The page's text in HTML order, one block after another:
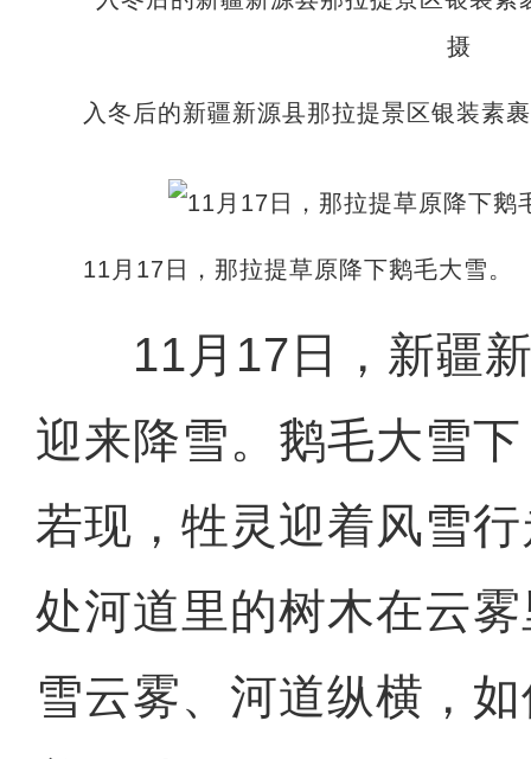
入冬后的新疆新源县那拉提景区银装
11月17日，那拉提草原降下鹅毛大雪
11月17日，新疆新
迎来降雪。鹅毛大雪
若现，牲灵迎着风雪
处河道里的树木在云
雪云雾、河道纵横，